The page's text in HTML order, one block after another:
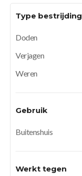
Type bestrijding
Doden
Verjagen
Weren
Gebruik
Buitenshuis
Werkt tegen